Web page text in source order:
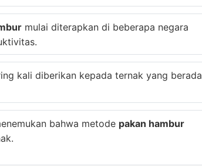
mulai diterapkan di beberapa negara
kali diberikan kepada ternak yang berada
bahwa metode pakan hambur